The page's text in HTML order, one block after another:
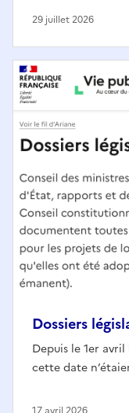
29 juillet 2026
Dossiers
Depuis le 1er avril
cette date